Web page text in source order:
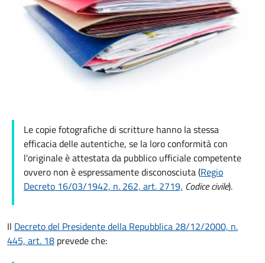
Le copie fotografiche di scritture hanno la stessa
efficacia delle autentiche, se la loro conformità con
l'originale è attestata da pubblico ufficiale competente
ovvero non è espressamente disconosciuta (Regio
Decreto 16/03/1942, n. 262, art. 2719, Codice civile).
Il Decreto del Presidente della Repubblica 28/12/2000, n.
445, art. 18 prevede che: